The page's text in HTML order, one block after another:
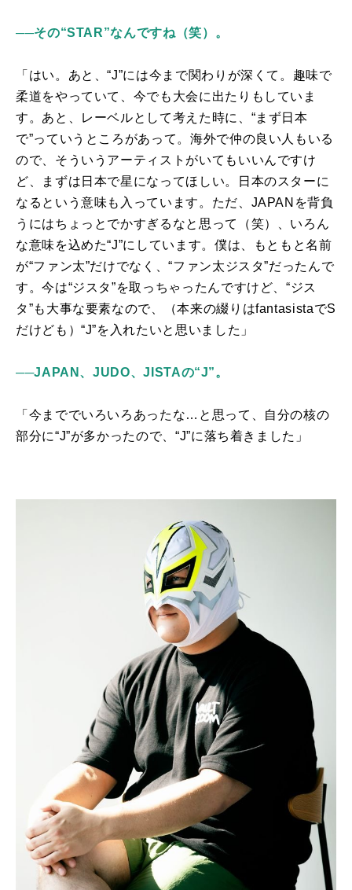
──その“STAR”なんですね（笑）。
「はい。あと、“J”には今まで関わりが深くて。趣味で
柔道をやっていて、今でも大会に出たりもしていま
す。あと、レーベルとして考えた時に、“まず日本
で”っていうところがあって。海外で仲の良い人もいる
ので、そういうアーティストがいてもいいんですけ
ど、まずは日本で星になってほしい。日本のスターに
なるという意味も入っています。ただ、 JAPAN を背負
うにはちょっとでかすぎるなと思って（笑）、いろん
な意味を込めた“J”にしています。僕は、もともと名前
が“ファン太”だけでなく、“ファン太ジスタ”だったんで
す。今は“ジスタ”を取っちゃったんですけど、“ジス
タ”も大事な要素なので、（本来の綴りはfantasistaでS
だけども）“J”を入れたいと思いました」
──JAPAN、JUDO、JISTAの“J”。
「今まででいろいろあったな…と思って、自分の核の
部分に“J”が多かったので、“J”に落ち着きました」